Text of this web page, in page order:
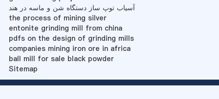
آسیاب توپ ساز دستگاه شن و ماسه در هند
the process of mining silver
entonite grinding mill from china
pdfs on the design of grinding mills
companies mining iron ore in africa
ball mill for sale black powder
Sitemap